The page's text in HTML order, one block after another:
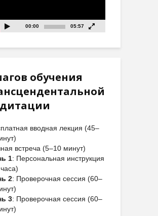
00:00 05:57
обучения
вводная лекция (45–
встреча (5–10 минут)
1: Персональная инструкция
2: Проверочная сессия (60–
3: Проверочная сессия (60–